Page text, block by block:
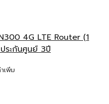
4G LTE Router (1
ระกันศูนย์ 3ปี
เพิ่ม